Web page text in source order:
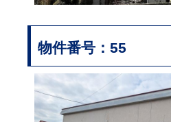
物件番号：55